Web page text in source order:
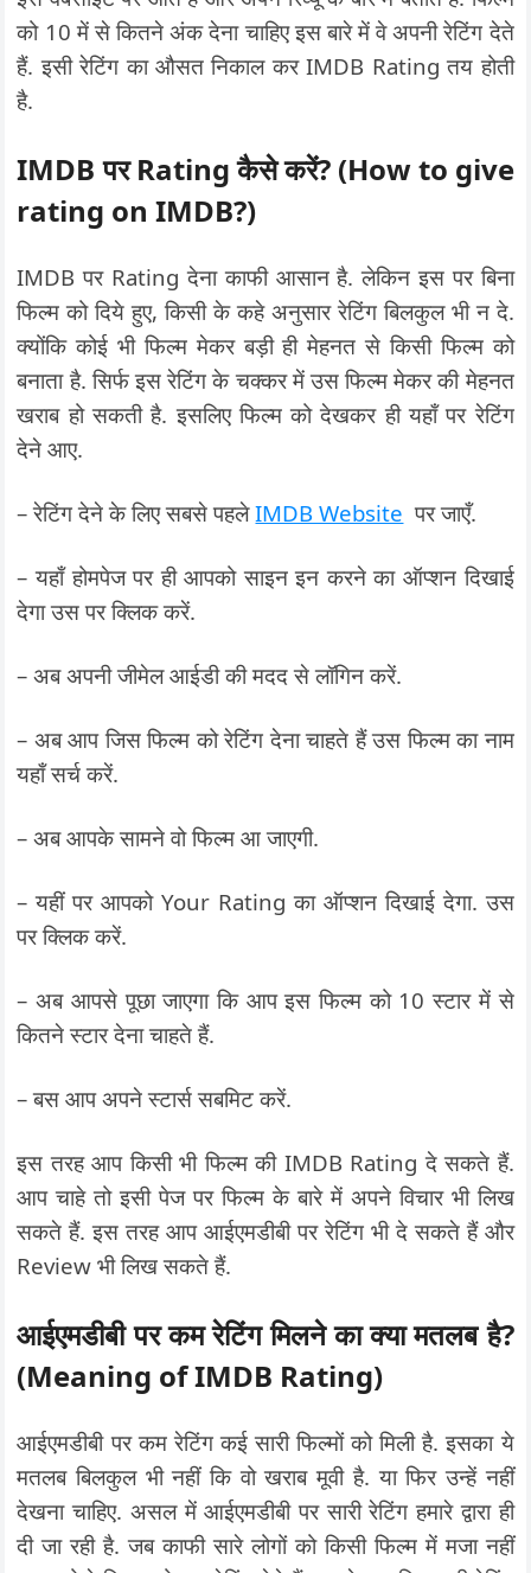
को 10 में से कितने अंक देना चाहिए इस बारे में वे अपनी रेटिंग देते
हैं. इसी रेटिंग का औसत निकाल कर IMDB Rating तय होती
है.
IMDB परRatingकैसे करें? (How to give
rating on IMDB?)
IMDB पर Rating देना काफी आसान है. लेकिन इस पर बिना
फिल्म को दिये हुए, किसी के कहे अनुसार रेटिंग बिलकुल भी न दे.
क्योंकि कोई भी फिल्म मेकर बड़ी ही मेहनत से किसी फिल्म को
बनाता है. सिर्फ इस रेटिंग के चक्कर में उस फिल्म मेकर की मेहनत
खराब हो सकती है. इसलिए फिल्म को देखकर ही यहाँ पर रेटिंग
देने आए.
– रेटिंग देने के लिए सबसे पहलेIMDB Website पर जाएँ.
– यहाँ होमपेज पर ही आपको साइन इन करने का ऑप्शन दिखाई
देगा उस पर क्लिक करें.
– अब अपनी जीमेल आईडी की मदद से लॉगिन करें.
– अब आप जिस फिल्म को रेटिंग देना चाहते हैं उस फिल्म का नाम
यहाँ सर्च करें.
– अब आपके सामने वो फिल्म आ जाएगी.
– यहीं पर आपको Your Rating का ऑप्शन दिखाई देगा. उस
पर क्लिक करें.
– अब आपसे पूछा जाएगा कि आप इस फिल्म को 10 स्टार में से
कितने स्टार देना चाहते हैं.
– बस आप अपने स्टार्स सबमिट करें.
इस तरह आप किसी भी फिल्म की IMDB Rating दे सकते हैं.
आप चाहे तो इसी पेज पर फिल्म के बारे में अपने विचार भी लिख
सकते हैं. इस तरह आप आईएमडीबी पर रेटिंग भी दे सकते हैं और
Review भी लिख सकते हैं.
आईएमडीबी पर कम रेटिंग मिलने का क्या मतलब है?
(Meaning of IMDB Rating)
आईएमडीबी पर कम रेटिंग कई सारी फिल्मों को मिली है. इसका ये
मतलब बिलकुल भी नहीं कि वो खराब मूवी है. या फिर उन्हें नहीं
देखना चाहिए. असल में आईएमडीबी पर सारी रेटिंग हमारे द्वारा ही
दी जा रही है. जब काफी सारे लोगों को किसी फिल्म में मजा नहीं